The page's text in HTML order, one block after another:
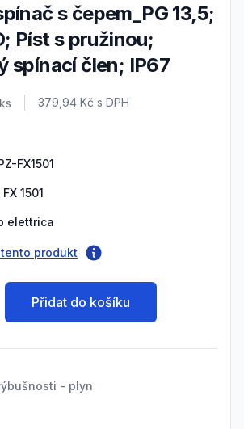
Píst s pružinou;
spínací člen; IP67
ks Cena s DPH
379,94 Kč s DPH
FX1501
FX 1501
elettrica
produkt
Přidat do košíku
- plyn